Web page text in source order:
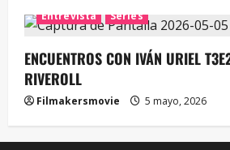
Entrevista
Series
ENCUENTROS CON IVÁN URIEL
RIVEROLL
Filmakersmovie 5 mayo, 2026